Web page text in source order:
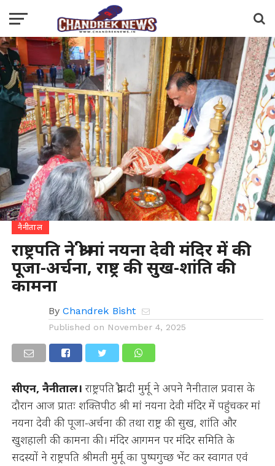
नैनीताल
राष्ट्रपति ने श्री मां नयना देवी मंदिर में की
पूजा-अर्चना, राष्ट्र की सुख-शांति की
कामना
By Chandrek Bisht
Published on November 4, 2025
सीएन, नैनीताल।राष्ट्रपति द्रौपदी मुर्मू ने अपने नैनीताल प्रवास के
दौरान आज प्रातः शक्तिपीठ श्री मां नयना देवी मंदिर में पहुंचकर मां
नयना देवी की पूजा-अर्चना की तथा राष्ट्र की सुख, शांति और
खुशहाली की कामना की। मंदिर आगमन पर मंदिर समिति के
सदस्यों ने राष्ट्रपति श्रीमती मुर्मू का पुष्पगुच्छ भेंट कर स्वागत एवं